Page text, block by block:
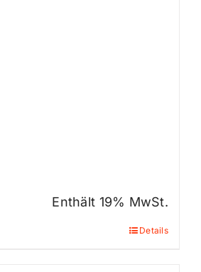
Enthält 19% MwSt.
Details